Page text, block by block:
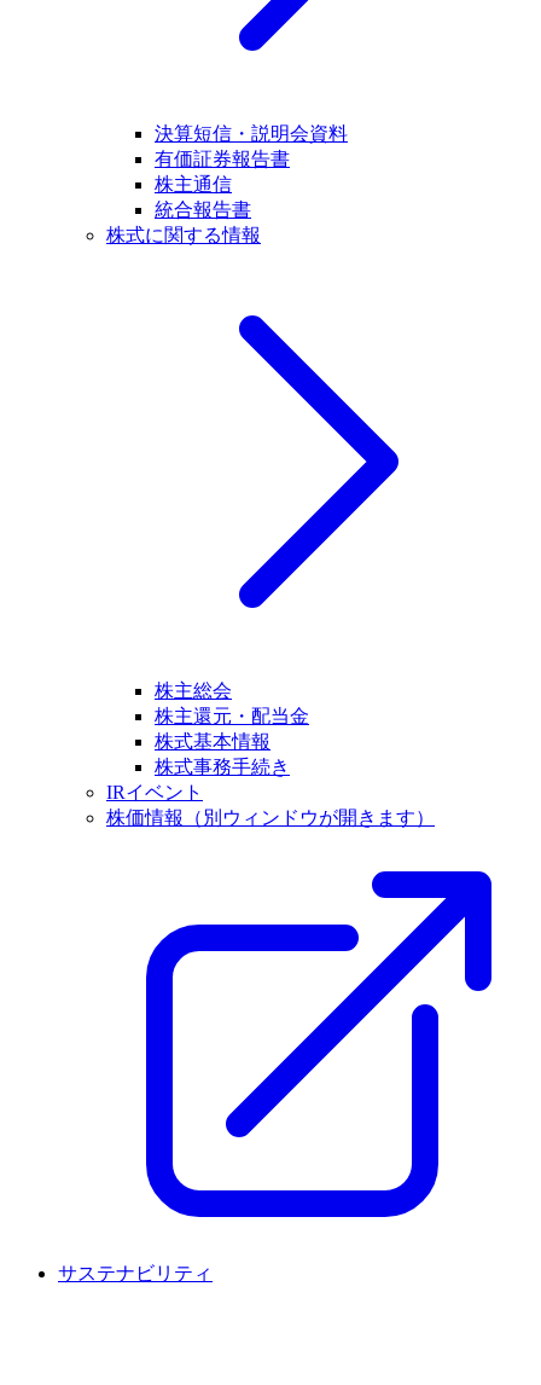
決算短信・説明会資料
有価証券報告書
株主通信
統合報告書
株式に関する情報
株主総会
株主還元・配当金
株式基本情報
株式事務手続き
IRイベント
株価情報
（別ウィンドウが開きます）
サステナビリティ